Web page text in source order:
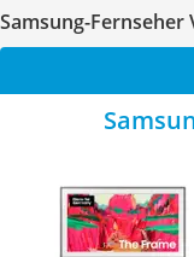
Samsung-Fernseher